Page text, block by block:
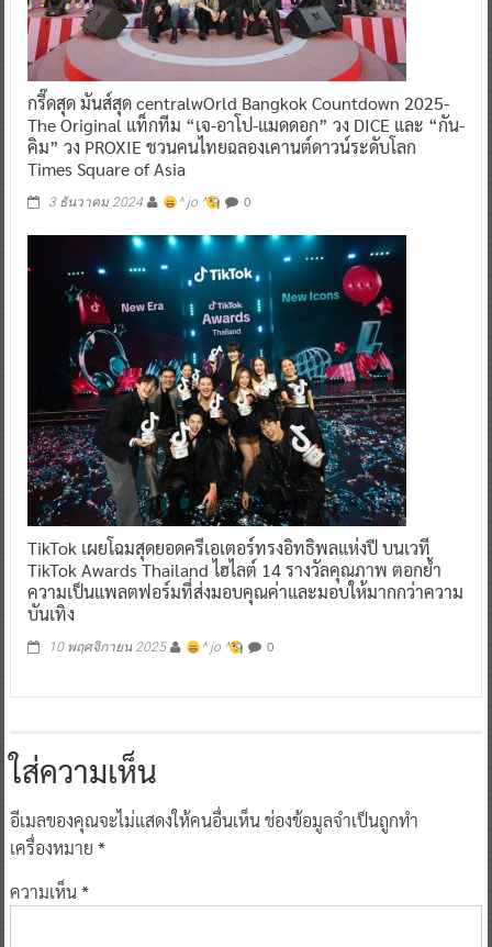
กรี๊ดสุด มันส์สุด centralwOrld Bangkok Countdown 2025-
The Original แท็กทีม “เจ-อาโป-แมดดอก” วง DICE และ “กัน-
คิม” วง PROXIE ชวนคนไทยฉลองเคานต์ดาวน์ระดับโลก
Times Square of Asia
3 ธันวาคม 2024 ^ jo ^ 0
TikTok เผยโฉมสุดยอดครีเอเตอร์ทรงอิทธิพลแห่งปี บนเวที
TikTok Awards Thailand ไฮไลต์ 14 รางวัลคุณภาพ ตอกย้ำ
ความเป็นแพลตฟอร์มที่ส่งมอบคุณค่าและมอบให้มากกว่าความ
บันเทิง
10 พฤศจิกายน 2025 ^ jo ^ 0
ใส่ความเห็น
อีเมลของคุณจะไม่แสดงให้คนอื่นเห็นช่องข้อมูลจำเป็นถูกทำ
เครื่องหมาย *
ความเห็น*